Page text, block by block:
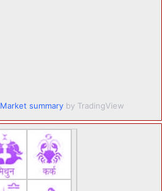
Market summary by TradingView